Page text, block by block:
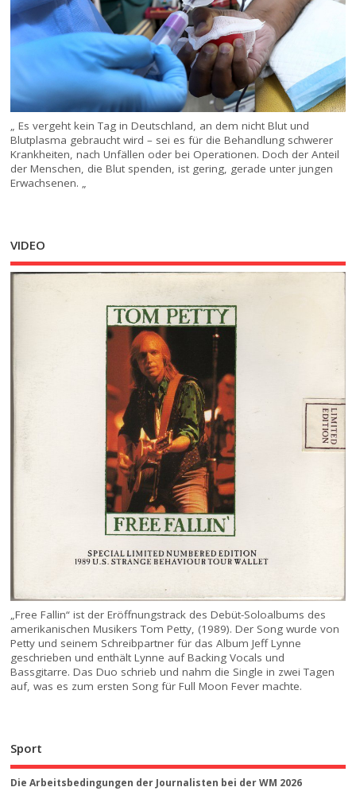
„ Es vergeht kein Tag in Deutschland, an dem nicht Blut und
Blutplasma gebraucht wird – sei es für die Behandlung schwerer
Krankheiten, nach Unfällen oder bei Operationen. Doch der Anteil
der Menschen, die Blut spenden, ist gering, gerade unter jungen
Erwachsenen. „
VIDEO
„Free Fallin“ ist der Eröffnungstrack des Debüt-Soloalbums des
amerikanischen Musikers Tom Petty, (1989). Der Song wurde von
Petty und seinem Schreibpartner für das Album Jeff Lynne
geschrieben und enthält Lynne auf Backing Vocals und
Bassgitarre. Das Duo schrieb und nahm die Single in zwei Tagen
auf, was es zum ersten Song für Full Moon Fever machte.
Sport
Die Arbeitsbedingungen der Journalisten bei der WM 2026